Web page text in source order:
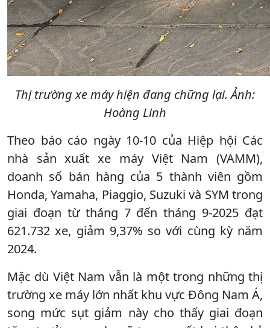
Thị trường xe máy hiện đang chững lại. Ảnh:
Hoàng Linh
Theo báo cáo ngày 10-10 của Hiệp hội Các
nhà sản xuất xe máy Việt Nam (VAMM),
doanh số bán hàng của 5 thành viên gồm
Honda, Yamaha, Piaggio, Suzuki và SYM trong
giai đoạn từ tháng 7 đến tháng 9-2025 đạt
621.732 xe, giảm 9,37% so với cùng kỳ năm
2024.
Mặc dù Việt Nam vẫn là một trong những thị
trường xe máy lớn nhất khu vực Đông Nam Á,
song mức sụt giảm này cho thấy giai đoạn